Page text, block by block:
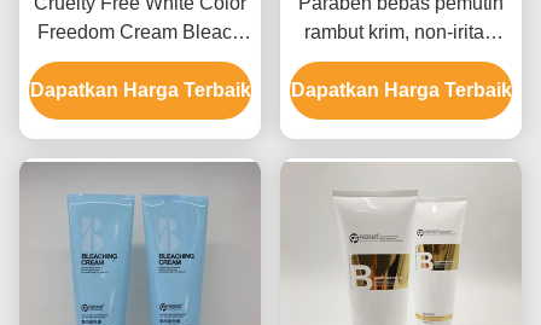
Freedom Cream Bleach
Label Pribadi Untuk
Semua Jenis Rambut
Dapatkan Harga Terbaik
rambut krim, non-iritasi
rambut pemutih krim
Dapatkan Harga Terbaik